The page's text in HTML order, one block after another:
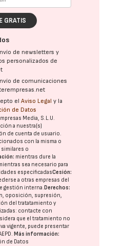
GRATIS
de newsletters y
personalizados de
de comunicaciones
elAviso Legal y la
de Datos
Media, S.L.U.
a nuestra(s)
de cuenta de usuario.
con la misma o
o
mientras dure la
sea necesario para
especificadasCesión:
a otras empresas del
gestión interna. Derechos:
oposición, supresión,
del tratatamiento y
contacte con
que el tratamiento no
vigente, puede presentar
. Más información:
de Datos